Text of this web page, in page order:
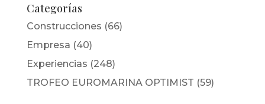
Categorías
Construcciones (66)
Empresa (40)
Experiencias (248)
TROFEO EUROMARINA OPTIMIST (59)